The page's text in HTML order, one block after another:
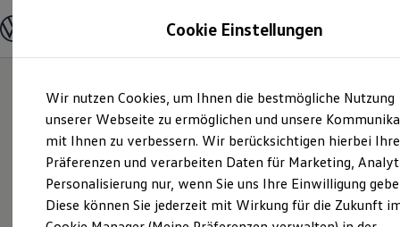
Hauptinhalt
springen
Footer
springen
Modelle und Konfigurator
Modelle vergleichen
Elektroautos
ENERGY Sondermodelle
Nutzfahrzeuge
SUV und CUV
Familienautos
Kombis
Kompaktwagen
Sportwagen
Cookie Einstellungen
Wir nutzen Cookies, um Ihnen die bestmögliche Nutzung
unserer Webseite zu ermöglichen und unsere
mit Ihnen zu verbessern. Wir berücksichtigen hierbei Ihre
Präferenzen und verarbeiten Daten für Marketing,
Personalisierung nur, wenn Sie uns Ihre Einwilligung
Diese können Sie jederzeit mit Wirkung für die Zukunft